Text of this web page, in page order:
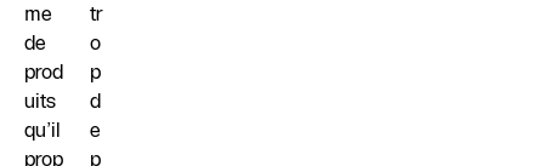
me
de
prod
uits
qu’il
prop
tr
o
p
d
e
p